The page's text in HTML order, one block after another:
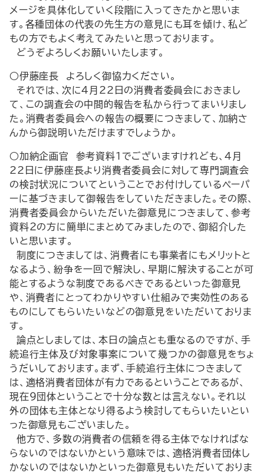
メージを具体化していく段階に入ってきたかと思いま
す。各種団体の代表の先生方の意見にも耳を傾け、私ど
もの方でもよく考えてみたいと思っております。
どうぞよろしくお願いいたします。
○伊藤座長 よろしく御協力ください。
それでは、次に４月22日の消費者委員会におきまし
て、この調査会の中間的報告を私から行ってまいりまし
た。消費者委員会への報告の概要につきまして、加納さ
んから御説明いただけますでしょうか。
○加納企画官 参考資料１でございますけれども、４月
22日に伊藤座長より消費者委員会に対して専門調査会
の検討状況についてということでお付けしているペーパ
ーに基づきまして御報告をしていただきました。その際、
消費者委員会からいただいた御意見につきまして、参考
資料２の方に簡単にまとめてみましたので、御紹介した
いと思います。
制度につきましては、消費者にも事業者にもメリットと
なるよう、紛争を一回で解決し、早期に解決することが可
能とするような制度であるべきであるといった御意見
や、消費者にとってわかりやすい仕組みで実効性のある
ものにしてもらいたいなどの御意見をいただいておりま
す。
論点としましては、本日の論点とも重なるのですが、手
続追行主体及び対象事案について幾つかの御意見をちょ
うだいしております。まず、手続追行主体につきまして
は、適格消費者団体が有力であるということであるが、
現在９団体ということで十分な数とは言えない。それ以
外の団体も主体となり得るよう検討してもらいたいとい
った御意見もございました。
他方で、多数の消費者の信頼を得る主体でなければな
らないのではないかという意味では、適格消費者団体し
かないのではないかといった御意見もいただいておりま